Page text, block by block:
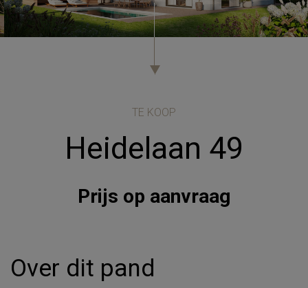
TE KOOP
Heidelaan 49
Prijs op aanvraag
Over dit pand